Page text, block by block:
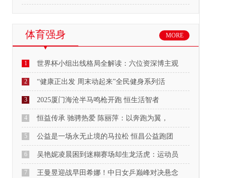
体育强身 MORE
1 世界杯小组出线格局全解读：六位资深博主观
2 “健康正出发 周末动起来”全民健身系列活
3 2025厦门海沧半马鸣枪开跑 恒生活智者
4 恒益传承 驰骋热爱 陈丽萍：以奔跑为翼，
5 公益是一场永无止境的马拉松 恒昌公益跑团
6 吴艳妮凌晨困到迷糊赛场却生龙活虎：运动员
7 王曼昱迎战早田希娜！中日女乒巅峰对决悬念